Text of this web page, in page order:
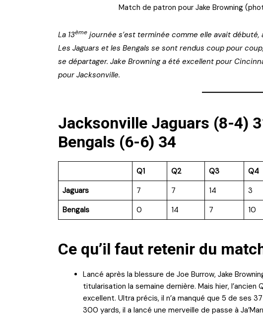
Match de patron pour Jake Browning
La 13ème journée s’est terminée comme elle avait
Les Jaguars et les Bengals se sont rendus coup pour
se départager. Jake Browning a été excellent pour
pour Jacksonville.
Jacksonville Jaguars (8-4)
Bengals (6-6) 34
Q1 Q2 Q3 Q4
Jaguars
7 7 14 3
Bengals
0 14 7 10
Ce qu’il faut retenir du
Lancé après la blessure de Joe Burrow, Jake
titularisation la semaine dernière. Mais hier, l’ancien
excellent. Ultra précis, il n’a manqué que 5 de ses
300 yards, il a lancé une merveille de passe à